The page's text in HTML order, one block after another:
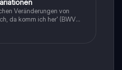
Veränderungen von
da komm ich her' (BWV
Untersuchung umfasst die
und -geschichte.